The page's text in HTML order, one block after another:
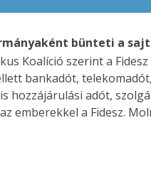
bünteti a
Koalíció szerint a
bankadót,
hozzájárulási adót,
a Fidesz.